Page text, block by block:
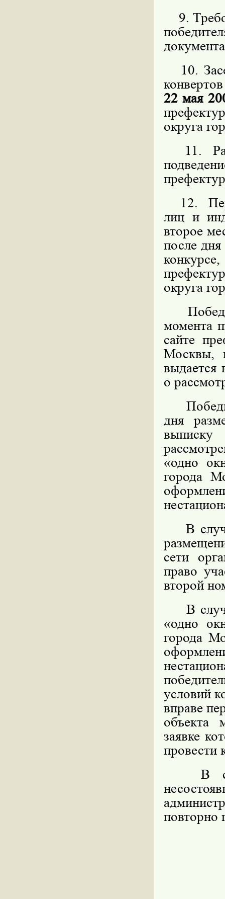
9.
10.
22 мая
округа
11.
12.
лиц и
второе
после дня
округа
момента
сайте
Москвы,
выдается
о
дня
«одно
города
В
сети
право
второй
В
«одно
города
условий
вправе
объекта
заявке
провести
В
повторно